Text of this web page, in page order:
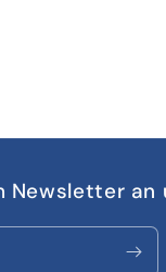
Newsletter